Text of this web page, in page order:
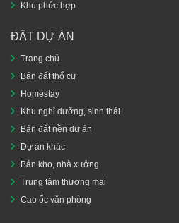
Khu phức hợp
ĐẤT DỰ ÁN
Trang chủ
Bán đất thổ cư
Homestay
Khu nghỉ dưỡng, sinh thái
Bán đất nền dự án
Dự án khác
Bán kho, nhà xưởng
Trung tâm thương mại
Cao ốc văn phòng